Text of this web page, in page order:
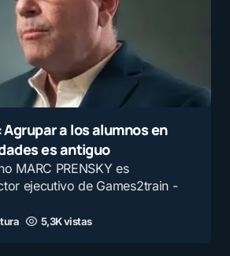
a los alumnos en
es antiguo
MARC PRENSKY es
ejecutivo de Games2train -
5,3K vistas